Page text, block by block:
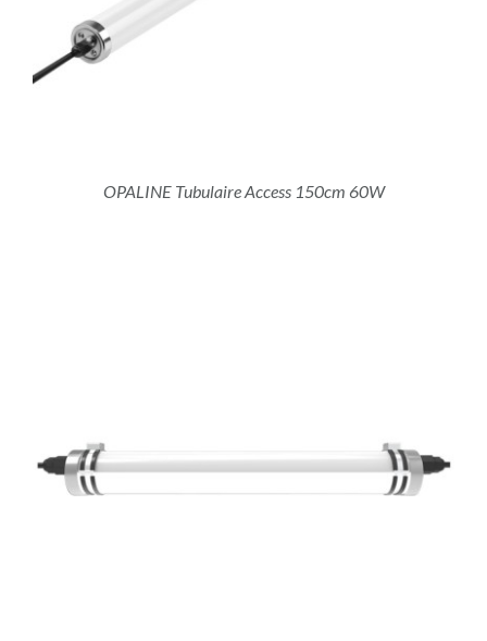
OPALINE Tubulaire Access 150cm 60W